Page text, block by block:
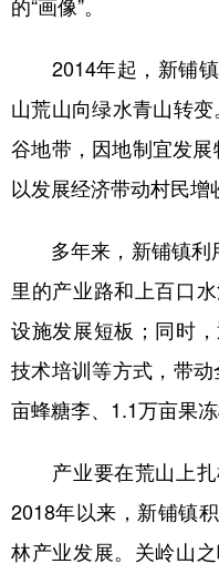
多语种频道
English Español
Русский язык
Deutsch
2014年起，新铺镇
山荒山向绿水青山转
谷地带，因地制宜发展
以发展经济带动村民增
多年来，新铺镇利
里的产业路和上百口
设施发展短板；同时
技术培训等方式，带
亩蜂糖李、1.1万亩果
产业要在荒山上扎
2018年以来，新铺镇
林产业发展。关岭山